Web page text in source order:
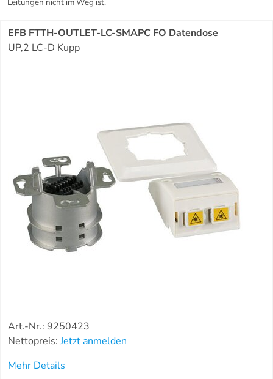
Leitungen nicht im Weg ist.
EFB FTTH-OUTLET-LC-SMAPC FO Datendose
UP,2 LC-D Kupp
Art.-Nr.: 9250423
Nettopreis:Jetzt anmelden
Mehr Details